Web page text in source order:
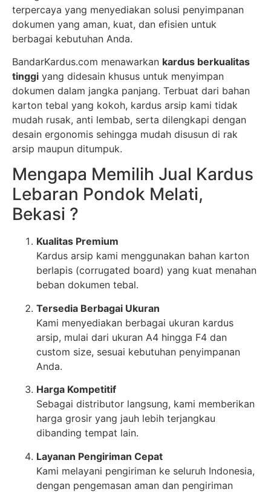
terpercaya yang menyediakan solusi penyimpanan
dokumen yang aman, kuat, dan efisien untuk
berbagai kebutuhan Anda.
BandarKardus.com menawarkan kardus berkualitas
tinggi yang didesain khusus untuk menyimpan
dokumen dalam jangka panjang. Terbuat dari bahan
karton tebal yang kokoh, kardus arsip kami tidak
mudah rusak, anti lembab, serta dilengkapi dengan
desain ergonomis sehingga mudah disusun di rak
arsip maupun ditumpuk.
Mengapa Memilih Jual Kardus
Lebaran Pondok Melati,
Bekasi ?
Kualitas Premium
Kardus arsip kami menggunakan bahan karton
berlapis (corrugated board) yang kuat menahan
beban dokumen tebal.
Tersedia Berbagai Ukuran
Kami menyediakan berbagai ukuran kardus
arsip, mulai dari ukuran A4 hingga F4 dan
custom size, sesuai kebutuhan penyimpanan
Anda.
Harga Kompetitif
Sebagai distributor langsung, kami memberikan
harga grosir yang jauh lebih terjangkau
dibanding tempat lain.
Layanan Pengiriman Cepat
Kami melayani pengiriman ke seluruh Indonesia,
dengan pengemasan aman dan pengiriman